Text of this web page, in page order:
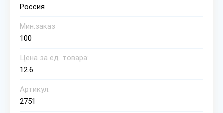
Россия
Мин.заказ
100
Цена за ед. товара:
12.6
Артикул:
2751